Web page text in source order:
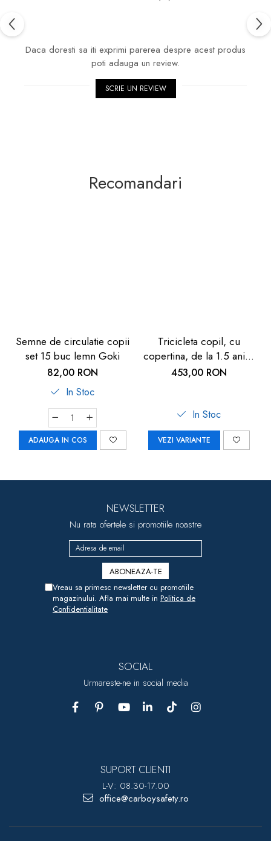
Daca doresti sa iti exprimi parerea despre acest produs
poti adauga un review.
SCRIE UN REVIEW
Recomandari
Semne de circulatie copii
set 15 buc lemn Goki
82,00 RON
In Stoc
ADAUGA IN COS
Tricicleta copil, cu
copertina, de la 1.5 ani+,
Chipolino Pulse
453,00 RON
In Stoc
VEZI VARIANTE
NEWSLETTER
Nu rata ofertele si promotiile noastre
Vreau sa primesc newsletter cu promotiile
magazinului. Afla mai multe in Politica de
Confidentialitate
SOCIAL
Urmareste-ne in social media
SUPORT CLIENTI
L-V: 08.30-17.00
office@carboysafety.ro